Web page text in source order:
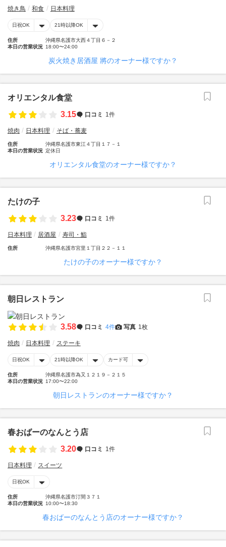
焼き鳥 和食 日本料理
日祝OK 21時以降OK
住所
沖縄県名護市大西４丁目６－２
本日の営業状況 18:00〜24:00
炭火焼き居酒屋 將のオーナー様ですか？
オリエンタル食堂
3.15
口コミ 1件
焼肉 日本料理 そば・蕎麦
住所
沖縄県名護市東江４丁目１７－１
本日の営業状況 定休日
オリエンタル食堂のオーナー様ですか？
たけの子
3.23
口コミ 1件
日本料理 居酒屋 寿司・鮨
住所 沖縄県名護市宮里１丁目２２－１１
たけの子のオーナー様ですか？
朝日レストラン
3.58 口コミ 4件 写真 1枚
焼肉 日本料理 ステーキ
日祝OK 21時以降OK カード可
住所
沖縄県名護市為又１２１９－２１５
本日の営業状況 17:00〜22:00
朝日レストランのオーナー様ですか？
春おばーのなんとう店
3.20
口コミ 1件
日本料理 スイーツ
日祝OK
住所
沖縄県名護市汀間３７１
本日の営業状況 10:00〜18:30
春おばーのなんとう店のオーナー様ですか？